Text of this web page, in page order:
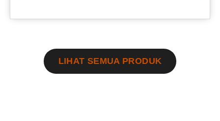
LIHAT SEMUA PRODUK